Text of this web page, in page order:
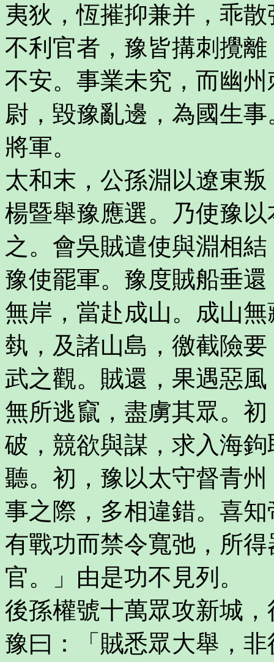
夷狄，恆摧抑兼并，乖
不利官者，豫皆搆刺攪
不安。事業未究，而幽
尉，毀豫亂邊，為國生
將軍。
太和末，公孫淵以遼東
楊暨舉豫應選。乃使豫
之。會吳賊遣使與淵相
豫使罷軍。豫度賊船垂
無岸，當赴成山。成山
埶，及諸山島，徼截險
武之觀。賊還，果遇惡
無所逃竄，盡虜其眾。
破，競欲與謀，求入海
聽。初，豫以太守督青
事之際，多相違錯。喜
有戰功而禁令寬弛，所
官。」由是功不見列。
後孫權號十萬眾攻新城
豫曰：「賊悉眾大舉，